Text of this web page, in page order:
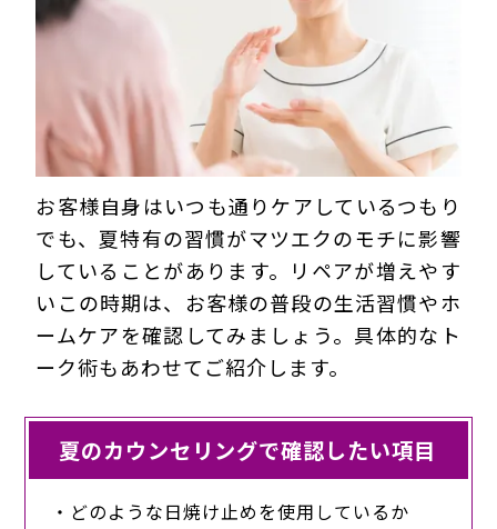
お客様自身はいつも通りケアしているつもり
でも、夏特有の習慣がマツエクのモチに影響
していることがあります。リペアが増えやす
いこの時期は、お客様の普段の生活習慣やホ
ームケアを確認してみましょう。具体的なト
ーク術もあわせてご紹介します。
夏のカウンセリングで確認したい項目
・どのような日焼け止めを使用しているか